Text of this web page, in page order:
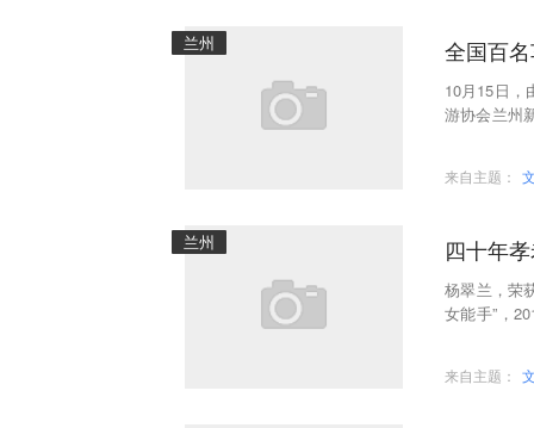
兰州 全国百
10月15日，
游协会兰州
来自主题：
兰州 四十年
杨翠兰，荣
女能手”，
来自主题：